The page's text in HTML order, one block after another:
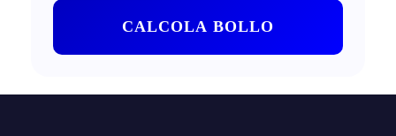
CALCOLA BOLLO